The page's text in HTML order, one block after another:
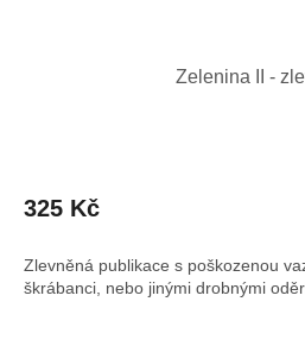
Zelenina II -
325 Kč
Zlevněná publikace s poškozenou
škrábanci, nebo jinými drobnými